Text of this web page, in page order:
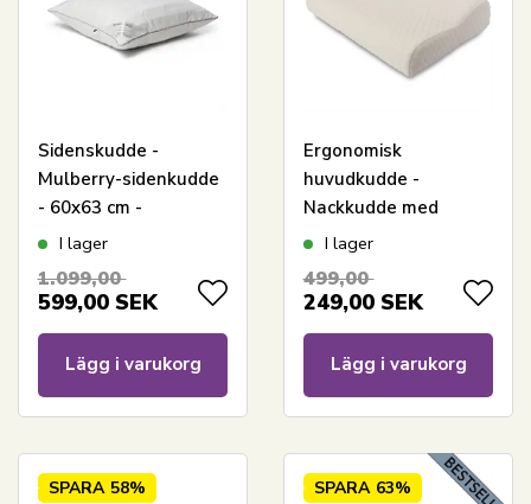
Sidenskudde -
Mulberry-sidenkudde
- 60x63 cm -
Nordstrand Home
I lager
1.099,00
599,00 SEK
Lägg i varukorg
Ergonomisk
huvudkudde -
Nackkudde med
inbyggt stöd -
I lager
499,00
249,00 SEK
Lägg i varukorg
SPARA 58% SPARA 63%